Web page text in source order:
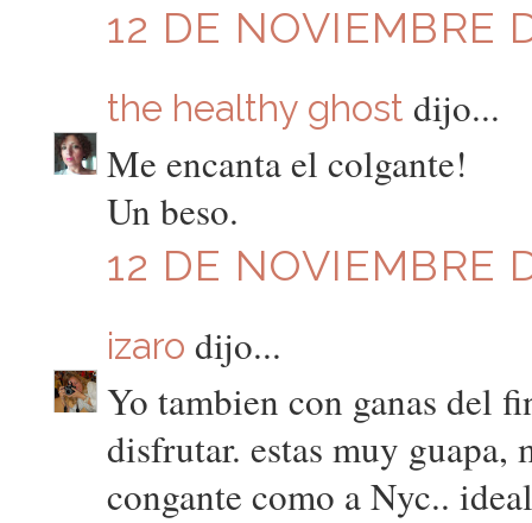
12 DE NOVIEMBRE
the healthy ghost dijo...
Me encanta el colgante!
Un beso.
12 DE NOVIEMBRE
izaro dijo...
Yo tambien con ganas del
disfrutar. estas muy
congante como a Nyc..